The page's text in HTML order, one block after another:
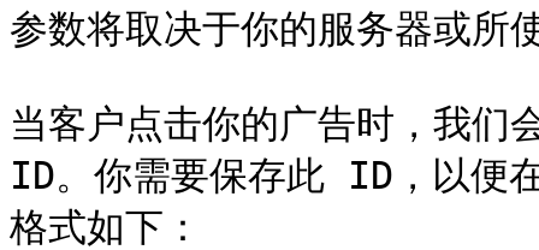
参数将取决于你的服务器或所
当客户点击你的广告时，我们
ID。你需要保存此 ID，以
格式如下：